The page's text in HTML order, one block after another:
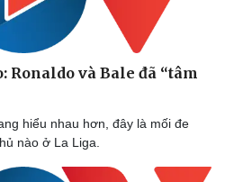
Ronaldo và Bale đã “tâm
hiểu nhau hơn, đây là mối đe
nào ở La Liga.